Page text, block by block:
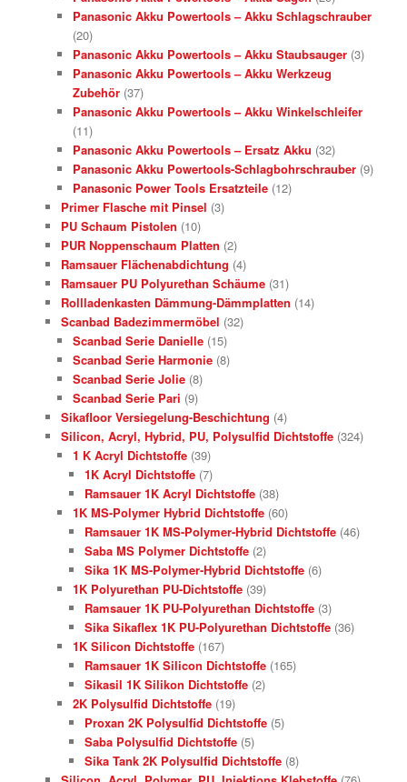
Panasonic Akku Powertools – Akku Schlagschrauber
(20)
Panasonic Akku Powertools – Akku Staubsauger (3)
Panasonic Akku Powertools – Akku Werkzeug
Zubehör (37)
Panasonic Akku Powertools – Akku Winkelschleifer
(11)
Panasonic Akku Powertools – Ersatz Akku (32)
Panasonic Akku Powertools-Schlagbohrschrauber (9)
Panasonic Power Tools Ersatzteile (12)
Primer Flasche mit Pinsel (3)
PU Schaum Pistolen (10)
PUR Noppenschaum Platten (2)
Ramsauer Flächenabdichtung (4)
Ramsauer PU Polyurethan Schäume (31)
Rollladenkasten Dämmung-Dämmplatten (14)
Scanbad Badezimmermöbel (32)
Scanbad Serie Danielle (15)
Scanbad Serie Harmonie (8)
Scanbad Serie Jolie (8)
Scanbad Serie Pari (9)
Sikafloor Versiegelung-Beschichtung (4)
Silicon, Acryl, Hybrid, PU, Polysulfid Dichtstoffe (324)
1 K Acryl Dichtstoffe (39)
1K Acryl Dichtstoffe (7)
Ramsauer 1K Acryl Dichtstoffe (38)
1K MS-Polymer Hybrid Dichtstoffe (60)
Ramsauer 1K MS-Polymer-Hybrid Dichtstoffe (46)
Saba MS Polymer Dichtstoffe (2)
Sika 1K MS-Polymer-Hybrid Dichtstoffe (6)
1K Polyurethan PU-Dichtstoffe (39)
Ramsauer 1K PU-Polyurethan Dichtstoffe (3)
Sika Sikaflex 1K PU-Polyurethan Dichtstoffe (36)
1K Silicon Dichtstoffe (167)
Ramsauer 1K Silicon Dichtstoffe (165)
Sikasil 1K Silikon Dichtstoffe (2)
2K Polysulfid Dichtstoffe (19)
Proxan 2K Polysulfid Dichtstoffe (5)
Saba Polysulfid Dichtstoffe (5)
Sika Tank 2K Polysulfid Dichtstoffe (8)